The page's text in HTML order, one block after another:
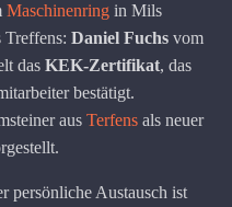
Maschinenring in Mils
Treffens: Daniel Fuchs vom
das KEK-Zertifikat, das
bestätigt.
aus Terfens als neuer
persönliche Austausch ist